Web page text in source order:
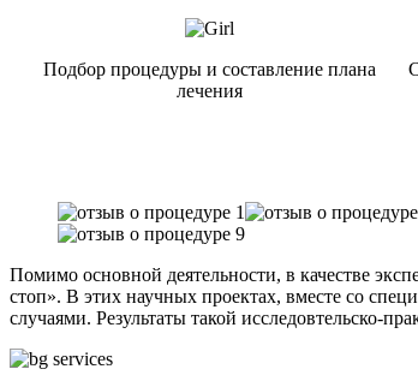
Подбор процедуры и составление плана
лечения
Помимо основной деятельности, в качестве
стоп». В этих научных проектах, вместе со
случаями. Результаты такой исследовтельско-